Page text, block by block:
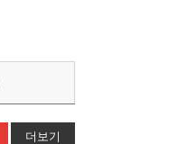
더보기